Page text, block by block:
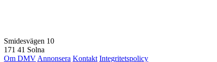
Smidesvägen 10
171 41 Solna
Om DMV Annonsera Kontakt Integritetspolicy